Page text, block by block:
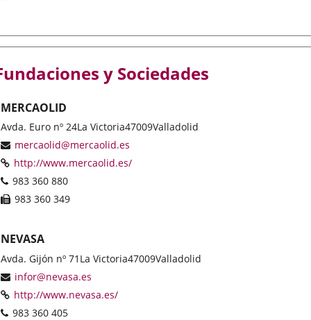
y Sociedades
MERCAOLID
Postal
address
Avda. Euro nº 24La Victoria47009Valladolid
Email
mercaolid@mercaolid.es
Web
http://www.mercaolid.es/Enlace
Phones
983 360 880
Fax
983 360 349
NEVASA
Postal
address
Avda. Gijón nº 71 La Victoria47009Valladolid
Email
infor@nevasa.es
Web
http://www.nevasa.es/Enlace
Phones
983 360 405